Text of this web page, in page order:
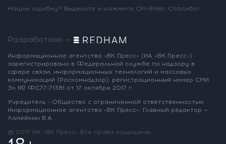
Нашли ошибку? Выделите и нажмите Ctrl+Enter. Спасибо!
Разработано —
Информационное агентство «ВК Пресс» (ИА «ВК Пресс»)
зарегистрировано в Федеральной службе по надзору в
сфере связи, информационных технологий и массовых
коммуникаций (Роскомнадзор), регистрационный номер СМИ:
Эл № ФС77-71381 от 17 октября 2017 г.
Учредитель - Общество с ограниченной ответственностью
Информационное агентство «ВК Пресс». Главный редактор —
Ламейкин В.А.
@ 2017 ИА «ВК Пресс» Все права защищены